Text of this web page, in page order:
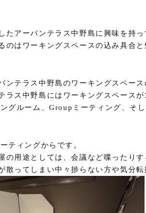
たアーバンテラス中野島に興味を持
のはワーキングスペースの込み具合
ンテラス中野島のワーキングスペー
ラス中野島にはワーキングスペースが
グルーム、Groupミーティング、そ
ティングからです。
の用途としては、会議など喋ったり
散ってしまい中々捗らない方や気分